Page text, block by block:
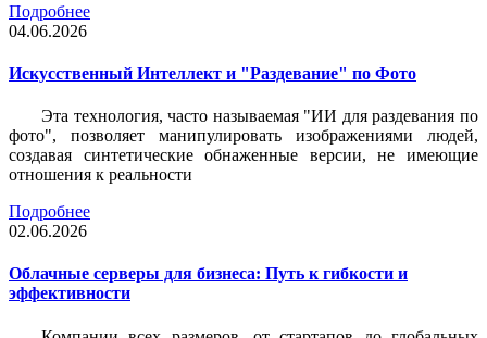
Подробнее
04.06.2026
Искусственный Интеллект и "Раздевание" по Фото
Эта технология, часто называемая "ИИ для раздевания по
фото", позволяет манипулировать изображениями людей,
создавая синтетические обнаженные версии, не имеющие
отношения к реальности
Подробнее
02.06.2026
Облачные серверы для бизнеса: Путь к гибкости и
эффективности